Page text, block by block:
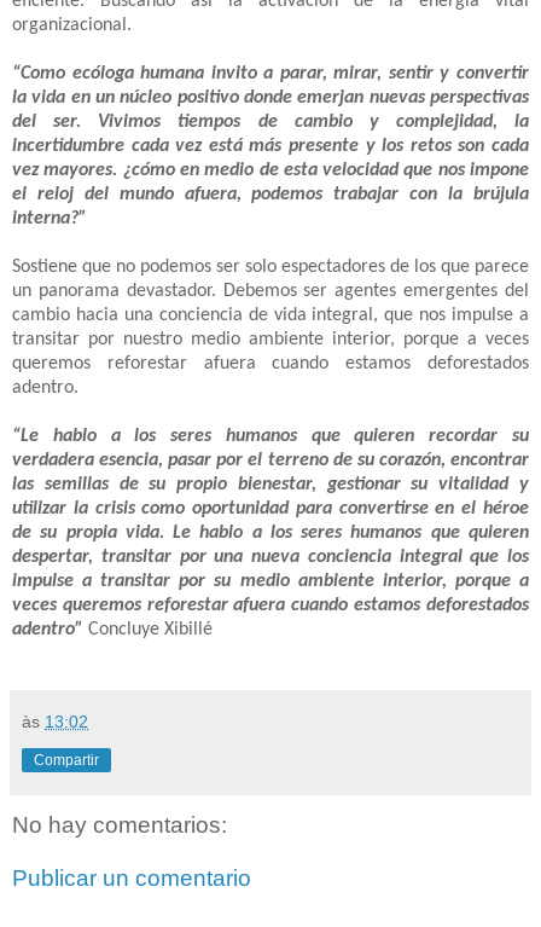
organizacional.
“Como ecóloga humana invito a parar, mirar, sentir y convertir
la vida en un núcleo positivo donde emerjan nuevas perspectivas
del ser. Vivimos tiempos de cambio y complejidad, la
incertidumbre cada vez está más presente y los retos son cada
vez mayores. ¿cómo en medio de esta velocidad que nos impone
el reloj del mundo afuera, podemos trabajar con la brújula
interna?”
Sostiene que no podemos ser solo espectadores de los que parece
un panorama devastador. Debemos ser agentes emergentes del
cambio hacia una conciencia de vida integral, que nos impulse a
transitar por nuestro medio ambiente interior, porque a veces
queremos reforestar afuera cuando estamos deforestados
adentro.
“Le hablo a los seres humanos que quieren recordar su
verdadera esencia, pasar por el terreno de su corazón, encontrar
las semillas de su propio bienestar, gestionar su vitalidad y
utilizar la crisis como oportunidad para convertirse en el héroe
de su propia vida. Le hablo a los seres humanos que quieren
despertar, transitar por una nueva conciencia integral que los
impulse a transitar por su medio ambiente interior, porque a
veces queremos reforestar afuera cuando estamos deforestados
adentro” Concluye Xibillé
às 13:02
Compartir
No hay comentarios:
Publicar un comentario